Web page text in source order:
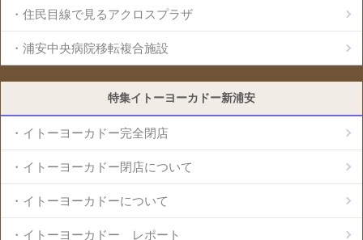
・住民目線で見るアクロスプラザ
・浦安中央病院移転複合施設
特集イトーヨーカドー新浦安
・イトーヨーカドー完全閉店
・イトーヨーカドー閉店について
・イトーヨーカドーについて
・イトーヨーカドー レポート